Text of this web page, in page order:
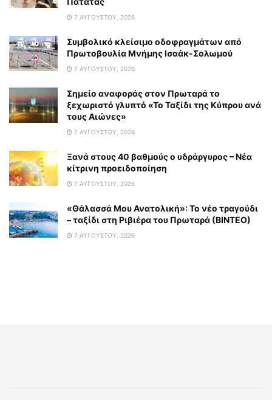
7 ΑΥΓΟΎΣΤΟΥ, 2026
Συμβολικό κλείσιμο οδοφραγμάτων από
Πρωτοβουλία Μνήμης Ισαάκ-Σολωμού
7 ΑΥΓΟΎΣΤΟΥ, 2026
Σημείο αναφοράς στον Πρωταρά το
ξεχωριστό γλυπτό «Το Ταξίδι της Κύπρου ανά
τους Αιώνες»
7 ΑΥΓΟΎΣΤΟΥ, 2026
Ξανά στους 40 βαθμούς ο υδράργυρος – Νέα
κίτρινη προειδοποίηση
7 ΑΥΓΟΎΣΤΟΥ, 2026
«Θάλασσά Μου Ανατολική»: Το νέο τραγούδι
– ταξίδι στη Ριβιέρα του Πρωταρά (ΒΙΝΤΕΟ)
7 ΑΥΓΟΎΣΤΟΥ, 2026